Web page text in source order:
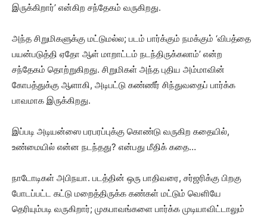
இருக்கிறார்’ என்கிற சந்தேகம் வருகிறது.
அந்த சிறுமிகளுக்கு மட்டுமல்ல; படம் பார்க்கும் நமக்கும் ‘விபத்தை
பயன்படுத்தி ஏதோ ஆள் மாறாட்டம் நடந்திருக்கலாம்’ என்ற
சந்தேகம் தொற்றுகிறது. சிறுமிகள் அந்த புதிய அம்மாவின்
கோபத்துக்கு ஆளாகி, அடிபட்டு கண்ணீர் சிந்துவதைப் பார்க்க
பாவமாக இருக்கிறது.
இப்படி அடியன்ஸை பரபரப்புக்கு கொண்டு வருகிற கதையில்,
உண்மையில் என்ன நடந்தது? என்பது மீதிக் கதை…
நாடோடிகள் அபிநயா. படத்தின் ஒரு பாதிவரை, சர்ஜரிக்கு பிறகு
போடப்பட்ட கட்டு மறைத்திருக்க கண்கள் மட்டும் வெளியே
தெரியும்படி வருகிறார்; முகபாவங்களை பார்க்க முடியாவிட்டாலும்